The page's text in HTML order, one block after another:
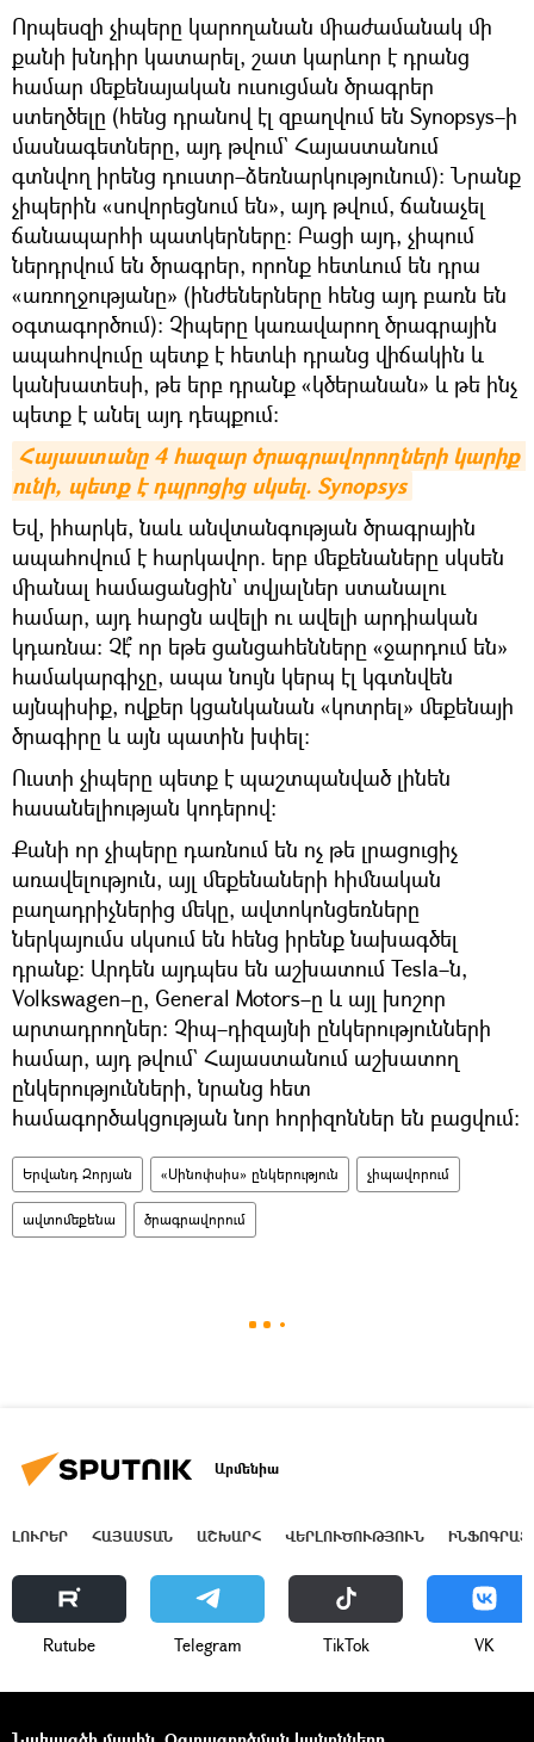
Որպեսզի չիպերը կարողանան միաժամանակ մի
քանի խնդիր կատարել, շատ կարևոր է դրանց
համար մեքենայական ուսուցման ծրագրեր
ստեղծելը (հենց դրանով էլ զբաղվում են Synopsys–ի
մասնագետները, այդ թվում` Հայաստանում
գտնվող իրենց դուստր–ձեռնարկությունում)։ Նրանք
չիպերին «սովորեցնում են», այդ թվում, ճանաչել
ճանապարհի պատկերները։ Բացի այդ, չիպում
ներդրվում են ծրագրեր, որոնք հետևում են դրա
«առողջությանը» (ինժեներները հենց այդ բառն են
օգտագործում)։ Չիպերը կառավարող ծրագրային
ապահովումը պետք է հետևի դրանց վիճակին և
կանխատեսի, թե երբ դրանք «կծերանան» և թե ինչ
պետք է անել այդ դեպքում։
Հայաստանը 4 հազար ծրագրավորողների կարիք
ունի, պետք է դպրոցից սկսել. Synopsys
Եվ, իհարկե, նաև անվտանգության ծրագրային
ապահովում է հարկավոր. երբ մեքենաները սկսեն
միանալ համացանցին` տվյալներ ստանալու
համար, այդ հարցն ավելի ու ավելի արդիական
կդառնա։ Չէ՞ որ եթե ցանցահենները «ջարդում են»
համակարգիչը, ապա նույն կերպ էլ կգտնվեն
այնպիսիք, ովքեր կցանկանան «կոտրել» մեքենայի
ծրագիրը և այն պատին խփել։
Ուստի չիպերը պետք է պաշտպանված լինեն
հասանելիության կոդերով։
Քանի որ չիպերը դառնում են ոչ թե լրացուցիչ
առավելություն, այլ մեքենաների հիմնական
բաղադրիչներից մեկը, ավտոկոնցեռները
ներկայումս սկսում են հենց իրենք նախագծել
դրանք։ Արդեն այդպես են աշխատում Tesla–ն,
Volkswagen–ը, General Motors–ը և այլ խոշոր
արտադրողներ։ Չիպ–դիզայնի ընկերությունների
համար, այդ թվում` Հայաստանում աշխատող
ընկերությունների, նրանց հետ
համագործակցության նոր հորիզոններ են բացվում։
Երվանդ Զորյան «Սինոփսիս» ընկերություն չիպավորում
ավտոմեքենա ծրագրավորում
Արմենիա
ԼՈՒՐԵՐ ՀԱՅԱՍՏԱՆ ԱՇԽԱՐՀ ՎԵՐԼՈՒԾՈՒԹՅՈՒՆ
Rutube Telegram ТikТоk VK